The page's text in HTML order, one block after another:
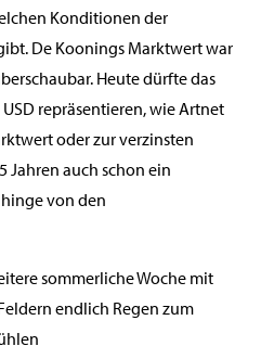
Konditionen der
De Koonings Marktwert war
Heute dürfte das
repräsentieren, wie Artnet
oder zur verzinsten
Jahren auch schon ein
von den
sommerliche Woche mit
endlich Regen zum